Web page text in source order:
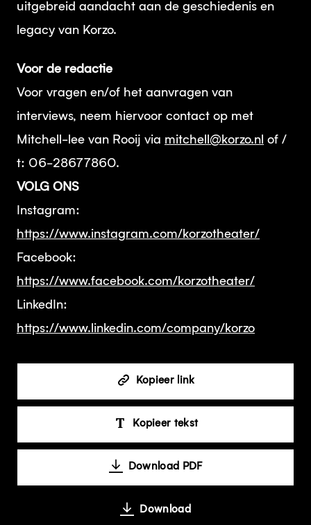
uitgebreid aandacht aan de geschiedenis en
legacy van Korzo.
Voor de redactie
Voor vragen en/of het aanvragen van
interviews, neem hiervoor contact op met
Mitchell-lee van Rooij via mitchell@korzo.nl of /
t: 06-28677860.
VOLG ONS
Instagram:
https://www.instagram.com/korzotheater/
Facebook:
https://www.facebook.com/korzotheater/
LinkedIn:
https://www.linkedin.com/company/korzo
Kopieer link
Kopieer tekst
Download PDF
Download